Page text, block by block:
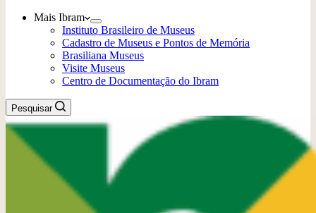
Mais Ibram
Instituto Brasileiro de Museus
Cadastro de Museus e Pontos de Memória
Brasiliana Museus
Visite Museus
Centro de Documentação do Ibram
Pesquisar